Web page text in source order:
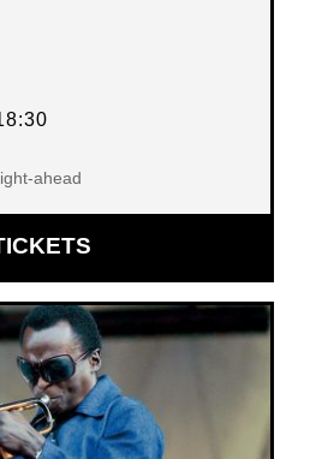
ahead
OPENT
IN
NIEUW
VENSTER